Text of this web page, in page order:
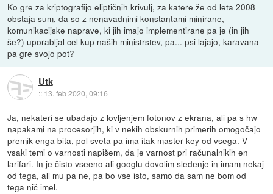
Ko gre za kriptografijo eliptičnih krivulj, za katere že od leta 2008
obstaja sum, da so z nenavadnimi konstantami minirane,
komunikacijske naprave, ki jih imajo implementirane pa je (in jih
še?) uporabljal cel kup naših ministrstev, pa... psi lajajo, karavana
pa gre svojo pot?
Utk
:: 13. feb 2020, 09:16
Ja, nekateri se ubadajo z lovljenjem fotonov z ekrana, ali pa s hw
napakami na procesorjih, ki v nekih obskurnih primerih omogočajo
premik enga bita, pol sveta pa ima itak master key od vsega. V
vsaki temi o varnosti napišem, da je varnost pri računalnikih en
larifari. In je čisto vseeno ali googlu dovolim sledenje in imam nekaj
od tega, ali mu pa ne, pa bo vse isto, samo da sam ne bom od
tega nič imel.